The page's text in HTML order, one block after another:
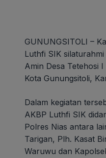
GUNUNGSITOLI –
Luthfi SIK
Amin Desa Tetehosi
Kota Gunungsitoli,
Dalam kegiatan
AKBP Luthfi SIK
Polres Nias antara
Tarigan, Plh. Kasat
Waruwu dan